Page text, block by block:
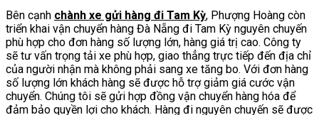
Bên cạnh chành xe gửi hàng đi Tam Kỳ, Phượng Hoàng còn
triển khai vận chuyển hàng Đà Nẵng đi Tam Kỳ nguyên chuyến
phù hợp cho đơn hàng số lượng lớn, hàng giá trị cao. Công ty
sẽ tư vấn trọng tải xe phù hợp, giao thẳng trực tiếp đến địa chỉ
của người nhận mà không phải sang xe tăng bo. Với đơn hàng
số lượng lớn khách hàng sẽ được hỗ trợ giảm giá cước vận
chuyển. Chúng tôi sẽ gửi hợp đồng vận chuyển hàng hóa để
đảm bảo quyền lợi cho khách. Hàng đi nguyên chuyến sẽ được